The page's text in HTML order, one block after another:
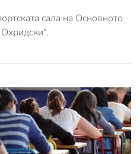
сала на Основното